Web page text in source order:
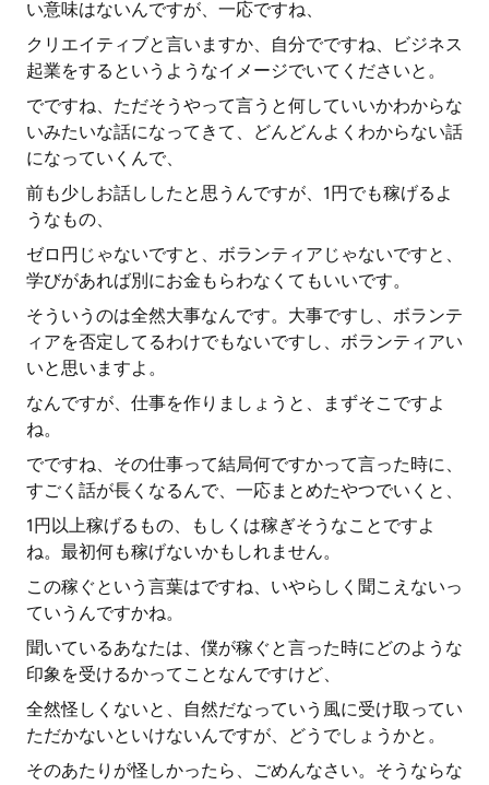
い意味はないんですが、一応ですね、
クリエイティブと言いますか、自分でですね、ビジネス
起業をするというようなイメージでいてくださいと。
でですね、ただそうやって言うと何していいかわからな
いみたいな話になってきて、どんどんよくわからない話
になっていくんで、
前も少しお話ししたと思うんですが、1円でも稼げるよ
うなもの、
ゼロ円じゃないですと、ボランティアじゃないですと、
学びがあれば別にお金もらわなくてもいいです。
そういうのは全然大事なんです。大事ですし、ボランテ
ィアを否定してるわけでもないですし、ボランティアい
いと思いますよ。
なんですが、仕事を作りましょうと、まずそこですよ
ね。
でですね、その仕事って結局何ですかって言った時に、
すごく話が長くなるんで、一応まとめたやつでいくと、
1円以上稼げるもの、もしくは稼ぎそうなことですよ
ね。最初何も稼げないかもしれません。
この稼ぐという言葉はですね、いやらしく聞こえないっ
ていうんですかね。
聞いているあなたは、僕が稼ぐと言った時にどのような
印象を受けるかってことなんですけど、
全然怪しくないと、自然だなっていう風に受け取ってい
ただかないといけないんですが、どうでしょうかと。
そのあたりが怪しかったら、ごめんなさい。そうならな